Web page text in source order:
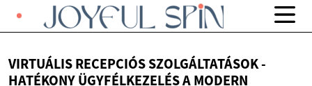
VIRTUÁLIS RECEPCIÓS SZOLGÁLTATÁSOK -
HATÉKONY ÜGYFÉLKEZELÉS A MODERN